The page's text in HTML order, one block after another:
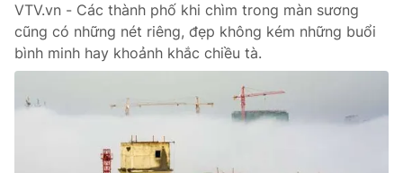
VTV.vn - Các thành phố khi chìm trong màn sương
cũng có những nét riêng, đẹp không kém những buổi
bình minh hay khoảnh khắc chiều tà.